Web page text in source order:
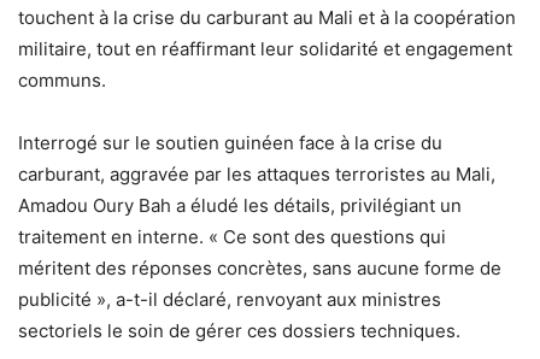
touchent à la crise du carburant au Mali et à la coopération
militaire, tout en réaffirmant leur solidarité et engagement
communs.
Interrogé sur le soutien guinéen face à la crise du
carburant, aggravée par les attaques terroristes au Mali,
Amadou Oury Bah a éludé les détails, privilégiant un
traitement en interne. « Ce sont des questions qui
méritent des réponses concrètes, sans aucune forme de
publicité », a-t-il déclaré, renvoyant aux ministres
sectoriels le soin de gérer ces dossiers techniques.